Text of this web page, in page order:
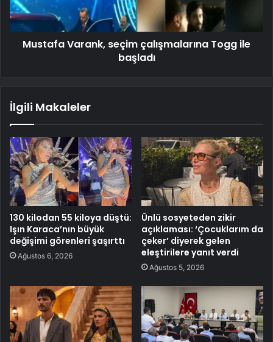
Mustafa Varank, seçim çalışmalarına Togg ile
başladı
İlgili Makaleler
130 kilodan 55 kiloya düştü:
Işın Karaca’nın büyük
değişimi görenleri şaşırttı
Ağustos 6, 2026
Ünlü sosyeteden zikir
açıklaması: ‘Çocuklarım da
çeker’ diyerek gelen
eleştirilere yanıt verdi
Ağustos 5, 2026